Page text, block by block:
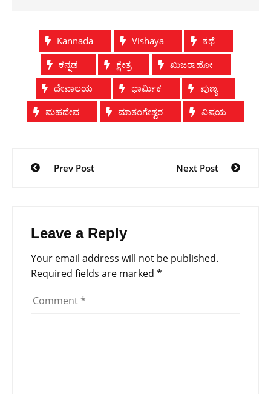
Kannada Vishaya
ಕಥೆ
ಕನ್ನಡ
ಕ್ಷೇತ್ರ
ಖುಜರಾಹೋ
ದೇವಾಲಯ
ಧಾರ್ಮಿಕ
ಪುಣ್ಯ
ಮಹದೇವ
ಮಾತಂಗೇಶ್ವರ ವಿಷಯ
navigation
Prev Post Next Post
Leave a Reply
Your email address will not be published.
Required fields are marked *
Comment *